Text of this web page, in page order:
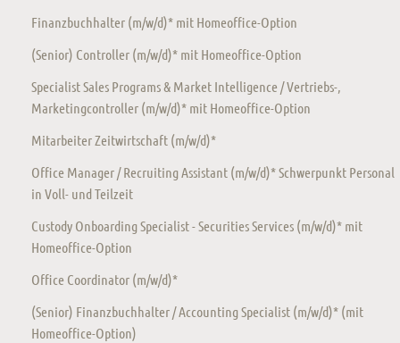
Finanzbuchhalter (m/w/d)* mit Homeoffice-Option
(Senior) Controller (m/w/d)* mit Homeoffice-Option
Specialist Sales Programs & Market Intelligence / Vertriebs-,
Marketingcontroller (m/w/d)* mit Homeoffice-Option
Mitarbeiter Zeitwirtschaft (m/w/d)*
Office Manager / Recruiting Assistant (m/w/d)* Schwerpunkt Personal
in Voll- und Teilzeit
Custody Onboarding Specialist - Securities Services (m/w/d)* mit
Homeoffice-Option
Office Coordinator (m/w/d)*
(Senior) Finanzbuchhalter / Accounting Specialist (m/w/d)* (mit
Homeoffice-Option)